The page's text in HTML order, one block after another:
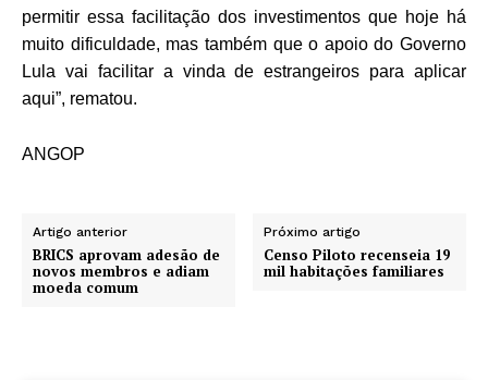
permitir essa facilitação dos investimentos que hoje há
muito dificuldade, mas também que o apoio do Governo
Lula vai facilitar a vinda de estrangeiros para aplicar
aqui”, rematou.
ANGOP
Artigo anterior
BRICS aprovam adesão de
novos membros e adiam
moeda comum
Próximo artigo
Censo Piloto recenseia 19
mil habitações familiares